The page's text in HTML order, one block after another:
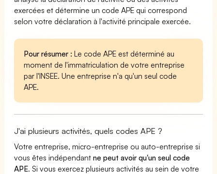
exercées et détermine un code APE qui correspond
selon votre déclaration à l'activité principale exercée.
Pour résumer : Le code APE est déterminé au
moment de l'immatriculation de votre entreprise
par l'INSEE. Une entreprise n'a qu'un seul code
APE.
J'ai plusieurs activités, quels codes APE ?
Votre entreprise, micro-entreprise ou auto-entreprise si
vous êtes indépendantne peut avoir qu'un seul code
APE. Si vous exercez plusieurs activités au sein de votre